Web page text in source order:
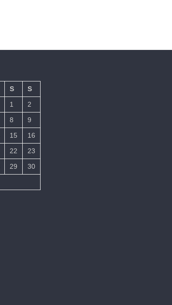
S
S
1
2
8
9
15
16
22
23
29
30